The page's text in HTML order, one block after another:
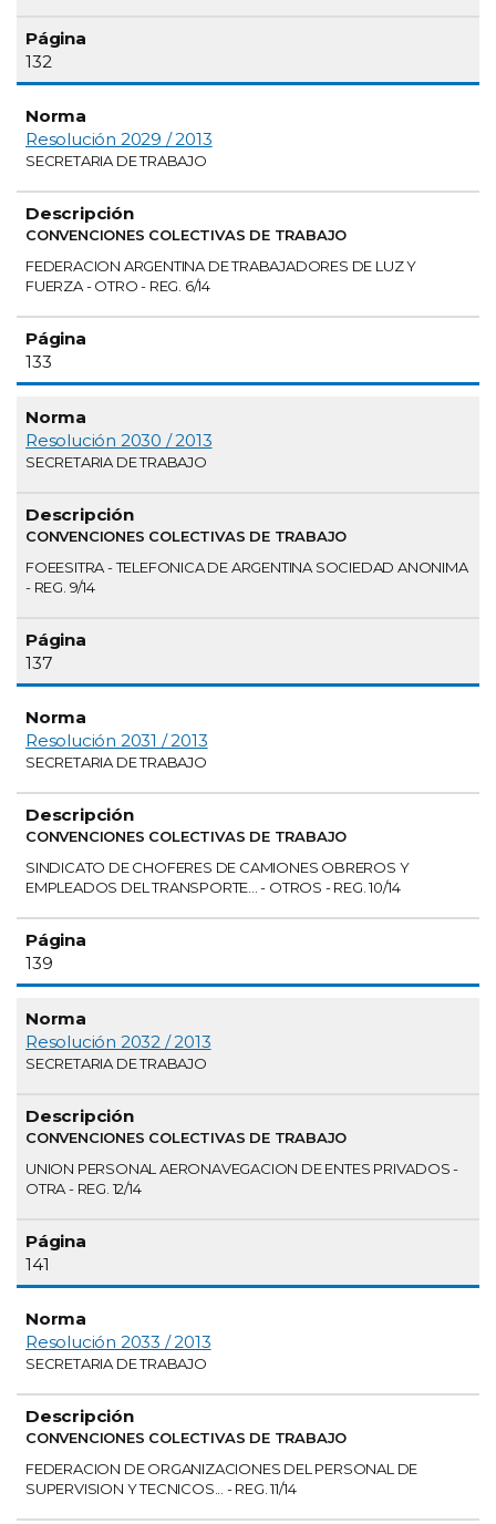
132
Resolución 2029 / 2013
SECRETARIA DE TRABAJO
CONVENCIONES COLECTIVAS DE TRABAJO
FEDERACION ARGENTINA DE TRABAJADORES DE LUZ Y
FUERZA - OTRO - REG. 6/14
133
Resolución 2030 / 2013
SECRETARIA DE TRABAJO
CONVENCIONES COLECTIVAS DE TRABAJO
FOEESITRA - TELEFONICA DE ARGENTINA SOCIEDAD ANONIMA
- REG. 9/14
137
Resolución 2031 / 2013
SECRETARIA DE TRABAJO
CONVENCIONES COLECTIVAS DE TRABAJO
SINDICATO DE CHOFERES DE CAMIONES OBREROS Y
EMPLEADOS DEL TRANSPORTE... - OTROS - REG. 10/14
139
Resolución 2032 / 2013
SECRETARIA DE TRABAJO
CONVENCIONES COLECTIVAS DE TRABAJO
UNION PERSONAL AERONAVEGACION DE ENTES PRIVADOS -
OTRA - REG. 12/14
141
Resolución 2033 / 2013
SECRETARIA DE TRABAJO
CONVENCIONES COLECTIVAS DE TRABAJO
FEDERACION DE ORGANIZACIONES DEL PERSONAL DE
SUPERVISION Y TECNICOS... - REG. 11/14